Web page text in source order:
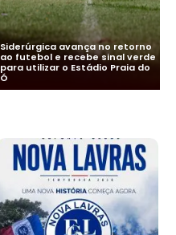
Siderúrgica avança no retorno
ao futebol e recebe sinal verde
para utilizar o Estádio Praia do
Ó